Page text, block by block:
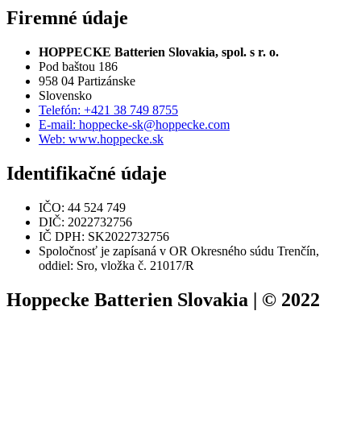
Firemné údaje
HOPPECKE Batterien Slovakia, spol. s r. o.
Pod baštou 186
958 04 Partizánske
Slovensko
Telefón: +421 38 749 8755
E-mail: hoppecke-sk@hoppecke.com
Web: www.hoppecke.sk
Identifikačné údaje
IČO: 44 524 749
DIČ: 2022732756
IČ DPH: SK2022732756
Spoločnosť je zapísaná v OR Okresného súdu Trenčín,
oddiel: Sro, vložka č. 21017/R
Hoppecke Batterien Slovakia | © 2022